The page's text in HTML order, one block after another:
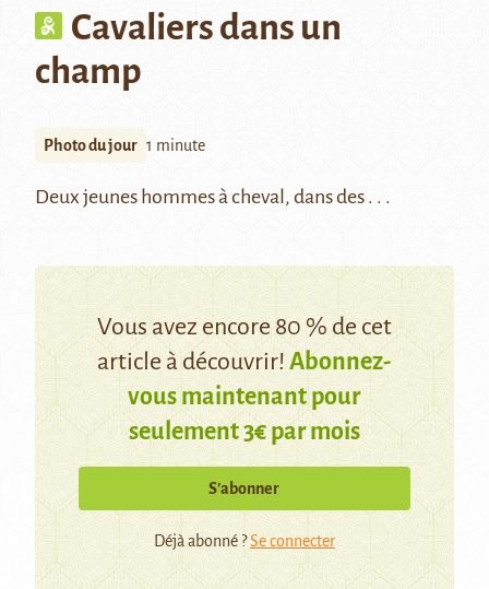
Cavaliers dans un
champ
Photo du jour 1 minute
Deux jeunes hommes à cheval, dans des . . .
Vous avez encore 80 % de cet
article à découvrir!Abonnez-
vous maintenant pour
seulement 3€ par mois
S’abonner
Déjà abonné ?Se connecter